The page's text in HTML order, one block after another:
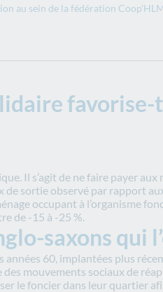
au sein de la fédération
Il s’agit de ne faire payer
sortie observé par rapport
occupant à l’organisme
de -15 à -25 %.
saxons qui
années 60, implantées plus
des mouvements sociaux de
le foncier dans leur quartier